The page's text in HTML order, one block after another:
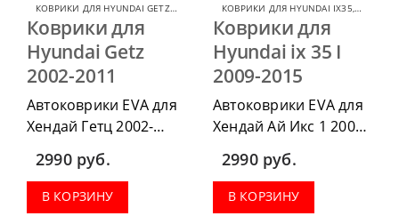
КОВРИКИ ДЛЯ HYUNDAI GETZ
,КОВРИКИ ДЛЯ HYUNDAI
Коврики для
Hyundai Getz
2002-2011
Автоковрики EVA для
Хендай Гетц 2002-
приобрести в
комплектации:
водительский коврик,
2990 руб.
В КОРЗИНУ
КОВРИКИ ДЛЯ HYUNDAI IX35
Коврики для
Hyundai ix 35 I
2009-2015
Автоковрики EVA для
Хендай Ай Икс 1 2009-
приобрести в
комплектации:
водительский коврик,
2990 руб.
В КОРЗИНУ